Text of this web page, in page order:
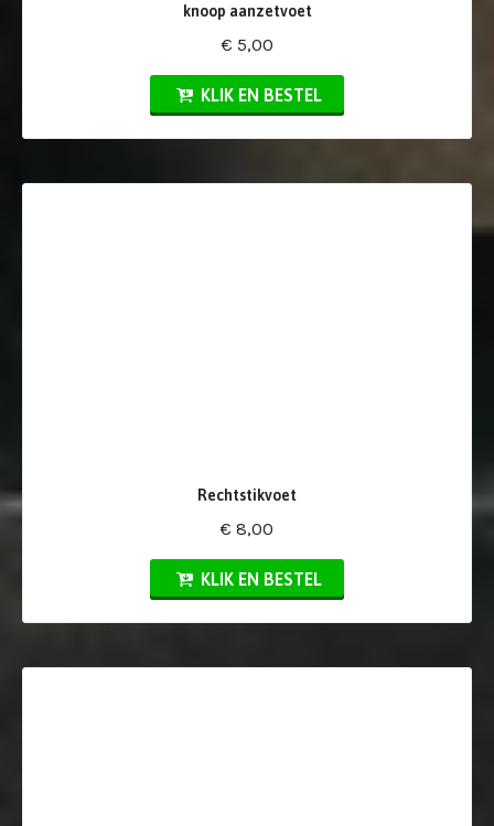
knoop aanzetvoet
€ 5,00
KLIK EN BESTEL
Rechtstikvoet
€ 8,00
KLIK EN BESTEL